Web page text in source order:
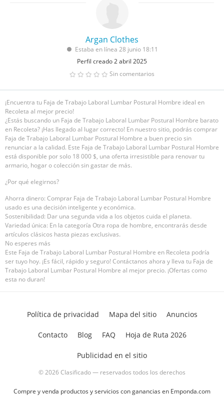
Argan Clothes
Estaba en línea 28 junio 18:11
Perfil creado 2 abril 2025
Sin comentarios
¡Encuentra tu Faja de Trabajo Laboral Lumbar Postural Hombre ideal en
Recoleta al mejor precio!
¿Estás buscando un Faja de Trabajo Laboral Lumbar Postural Hombre barato
en Recoleta? ¡Has llegado al lugar correcto! En nuestro sitio, podrás comprar
Faja de Trabajo Laboral Lumbar Postural Hombre a buen precio sin
renunciar a la calidad. Este Faja de Trabajo Laboral Lumbar Postural Hombre
está disponible por solo 18 000 $, una oferta irresistible para renovar tu
armario, hogar o colección sin gastar de más.
¿Por qué elegirnos?
Ahorra dinero: Comprar Faja de Trabajo Laboral Lumbar Postural Hombre
usado es una decisión inteligente y económica.
Sostenibilidad: Dar una segunda vida a los objetos cuida el planeta.
Variedad única: En la categoría Otra ropa de hombre, encontrarás desde
artículos clásicos hasta piezas exclusivas.
No esperes más
Este Faja de Trabajo Laboral Lumbar Postural Hombre en Recoleta podría
ser tuyo hoy. ¡Es fácil, rápido y seguro! Contáctanos ahora y lleva tu Faja de
Trabajo Laboral Lumbar Postural Hombre al mejor precio. ¡Ofertas como
esta no duran!
© 2026 Clasificado — reservados todos los derechos
Política de privacidad Mapa del sitio Anuncios
Contacto Blog FAQ Hoja de Ruta 2026
Publicidad en el sitio
Compre y venda productos y servicios con ganancias en Emponda.com